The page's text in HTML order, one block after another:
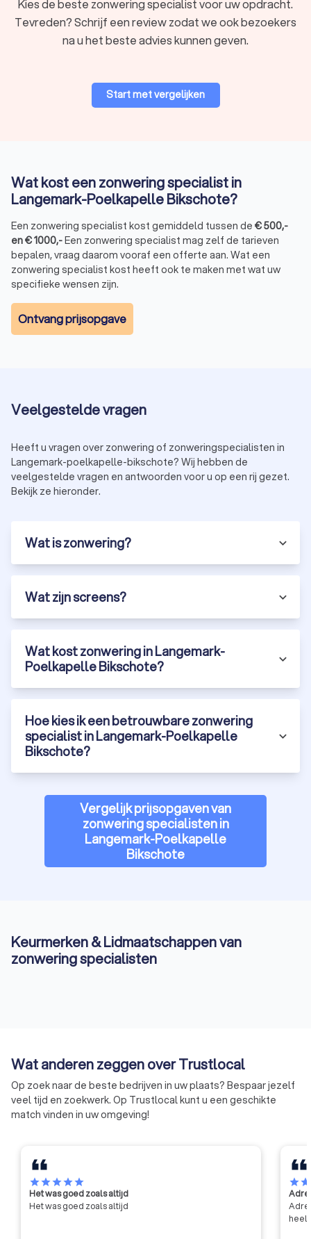
ook optimale bescherming tegen zonlicht en warmte. Via ons
vindt u lokale zonwering specialisten met vakmanschap en
deskundigheid waarmee uw zonwering een succes wordt.
Vraag gratis en vrijblijvend vier offertes aan bij lokale
Ons platform maakt het eenvoudig om offertes te vergelijken
en de beste prijs-kwaliteitsverhouding te vinden voor uw huis.
Vertrouw op Trustlocal voor deskundig advies, hoge kwaliteit
Kies de beste zonwering specialist voor uw opdracht.
Tevreden? Schrijf een review zodat we ook bezoekers
na u het beste advies kunnen geven.
Start met vergelijken
Wat kost een zonwering specialist in
Langemark-Poelkapelle Bikschote?
Een zonwering specialist kost gemiddeld tussen de €500,-
en€1000,-Een zonwering specialist mag zelf de tarieven
bepalen, vraag daarom vooraf een offerte aan. Wat een
zonwering specialist kost heeft ook te maken met wat uw
specifieke wensen zijn.
Ontvang prijsopgave
Veelgestelde vragen
Heeft u vragen over zonwering of zonweringspecialisten in
Langemark-poelkapelle-bikschote? Wij hebben de
veelgestelde vragen en antwoorden voor u op een rij gezet.
Bekijk ze hieronder.
Wat is zonwering?
Wat zijn screens?
Wat kost zonwering in Langemark-
Poelkapelle Bikschote?
Hoe kies ik een betrouwbare zonwering
specialist in Langemark-Poelkapelle
Bikschote?
Vergelijk prijsopgaven van
zonwering specialisten in
Langemark-Poelkapelle
Bikschote
Keurmerken & Lidmaatschappen van
zonwering specialisten
Wat anderen zeggen over Trustlocal
Op zoek naar de beste bedrijven in uw plaats? Bespaar jezelf
veel tijd en zoekwerk. Op Trustlocal kunt u een geschikte
match vinden in uw omgeving!
starstarstarstarstar
Het was goed zoals altijd
Het was goed zoals altijd
starstar
heel